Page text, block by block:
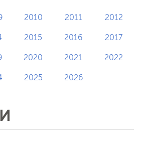
2010 2011 2012
2015 2016 2017
2020 2021 2022
2025 2026